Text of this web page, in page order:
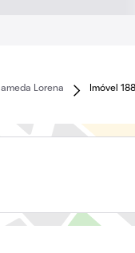
Lorena Imóvel